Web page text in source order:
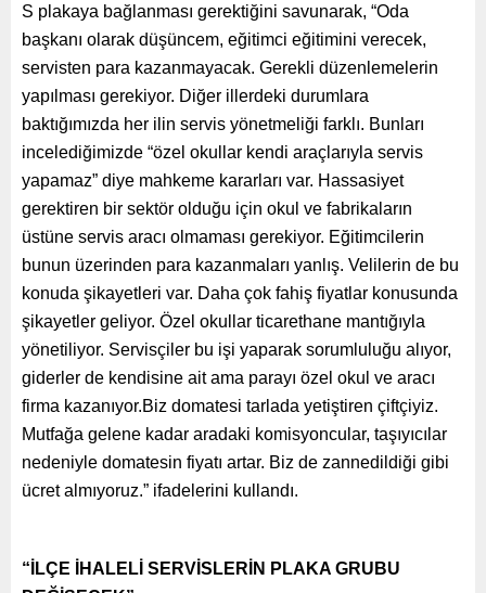
S plakaya bağlanması gerektiğini savunarak, “Oda
başkanı olarak düşüncem, eğitimci eğitimini verecek,
servisten para kazanmayacak. Gerekli düzenlemelerin
yapılması gerekiyor. Diğer illerdeki durumlara
baktığımızda her ilin servis yönetmeliği farklı. Bunları
incelediğimizde “özel okullar kendi araçlarıyla servis
yapamaz” diye mahkeme kararları var. Hassasiyet
gerektiren bir sektör olduğu için okul ve fabrikaların
üstüne servis aracı olmaması gerekiyor. Eğitimcilerin
bunun üzerinden para kazanmaları yanlış. Velilerin de bu
konuda şikayetleri var. Daha çok fahiş fiyatlar konusunda
şikayetler geliyor. Özel okullar ticarethane mantığıyla
yönetiliyor. Servisçiler bu işi yaparak sorumluluğu alıyor,
giderler de kendisine ait ama parayı özel okul ve aracı
firma kazanıyor.Biz domatesi tarlada yetiştiren çiftçiyiz.
Mutfağa gelene kadar aradaki komisyoncular, taşıyıcılar
nedeniyle domatesin fiyatı artar. Biz de zannedildiği gibi
ücret almıyoruz.” ifadelerini kullandı.
“İLÇE İHALELİ SERVİSLERİN PLAKA GRUBU